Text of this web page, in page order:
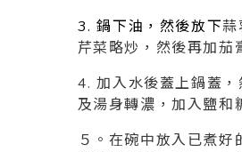
3. 鍋下油，然後放下蒜
芹菜略炒，然後再加茄
4. 加入水後蓋上鍋蓋
及湯身轉濃，加入鹽和
５。在碗中放入已煮好